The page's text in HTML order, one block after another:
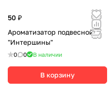
50 ₽
Ароматизатор подвесной
"Интершины"
0 0 В наличии
В корзину